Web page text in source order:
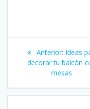
de
entradas
Anterior: Entrada
Ideas
decorar tu balcón
mesas